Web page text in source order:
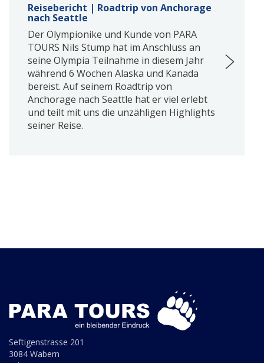
Reisebericht | Roadtrip von Anchorage
nach Seattle
Der Olympionike und Kunde von PARA
TOURS Nils Stump hat im Anschluss an
seine Olympia Teilnahme in diesem Jahr
während 6 Wochen Alaska und Kanada
bereist. Auf seinem Roadtrip von
Anchorage nach Seattle hat er viel erlebt
und teilt mit uns die unzähligen Highlights
seiner Reise.
Seftigenstrasse 201
3084 Wabern